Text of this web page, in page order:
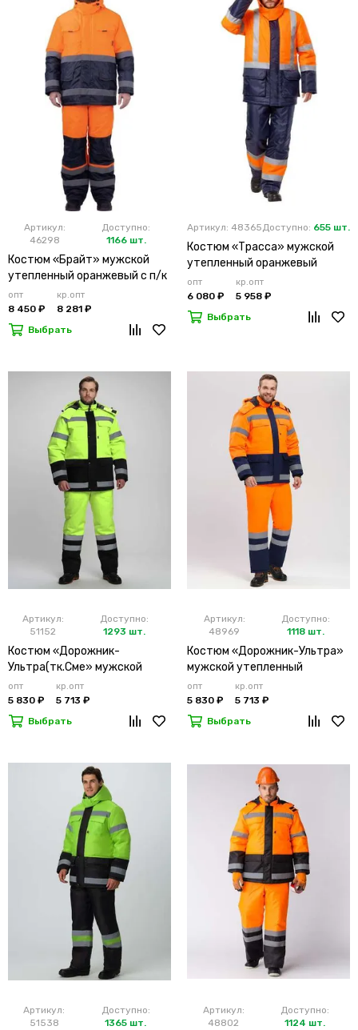
Артикул:
46298
Доступно:
1166 шт.
Костюм «Брайт» мужской
утепленный оранжевый с п/к
опт
8 450 ₽
кр.опт
8 281 ₽
Выбрать
Артикул: 48365Доступно: 655 шт.
Костюм «Трасса» мужской
утепленный оранжевый
опт
6 080 ₽
кр.опт
5 958 ₽
Выбрать
Артикул:
51152
Доступно:
1293 шт.
Костюм «Дорожник-
Ультра(тк.Сме» мужской
утепленный лимонный
опт
5 830 ₽
кр.опт
5 713 ₽
Выбрать
Артикул:
48969
Доступно:
1118 шт.
Костюм «Дорожник-Ультра»
мужской утепленный
оранжевый
опт
5 830 ₽
кр.опт
5 713 ₽
Выбрать
Артикул:
51538
Доступно:
1365 шт.
Артикул:
48802
Доступно:
1124 шт.